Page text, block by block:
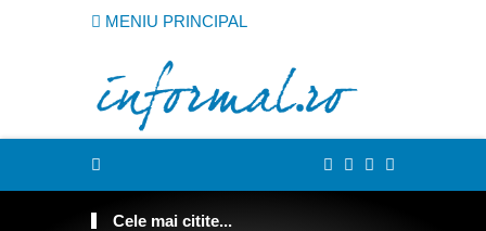
MENIU PRINCIPAL
Cele mai citite...